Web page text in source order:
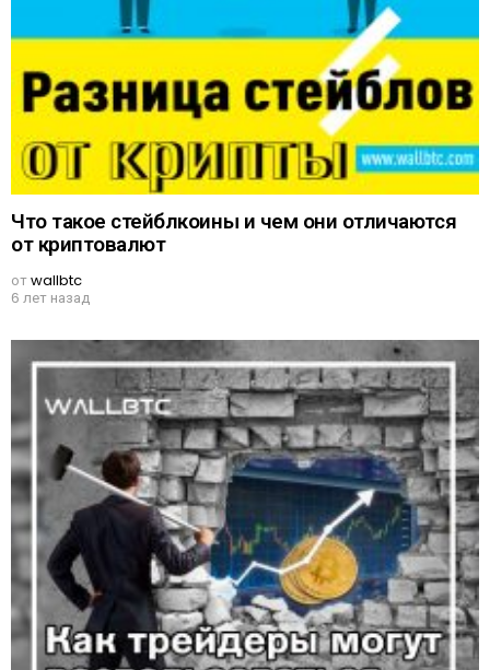
Что такое стейблкоины и чем они отличаются
от криптовалют
отwallbtc
6 лет назад